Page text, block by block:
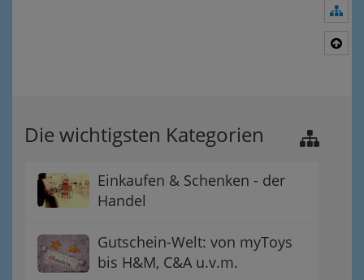
Die wichtigsten Kategorien
Einkaufen & Schenken - der
Handel
Gutschein-Welt: von myToys
bis H&M, C&A u.v.m.